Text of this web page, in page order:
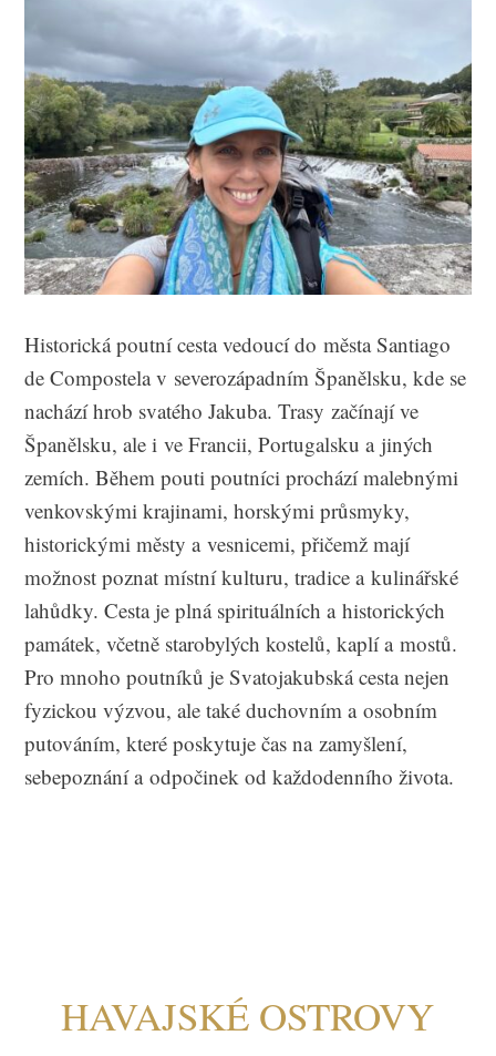
Historická poutní cesta vedoucí do města Santiago
de Compostela v severozápadním Španělsku, kde se
nachází hrob svatého Jakuba. Trasy začínají ve
Španělsku, ale i ve Francii, Portugalsku a jiných
zemích. Během pouti poutníci prochází malebnými
venkovskými krajinami, horskými průsmyky,
historickými městy a vesnicemi, přičemž mají
možnost poznat místní kulturu, tradice a kulinářské
lahůdky. Cesta je plná spirituálních a historických
památek, včetně starobylých kostelů, kaplí a mostů.
Pro mnoho poutníků je Svatojakubská cesta nejen
fyzickou výzvou, ale také duchovním a osobním
putováním, které poskytuje čas na zamyšlení,
sebepoznání a odpočinek od každodenního života.
HAVAJSKÉ OSTROVY